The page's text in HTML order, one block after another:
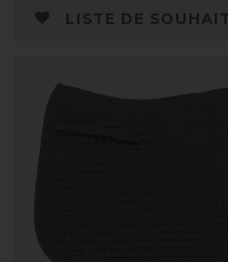
LISTE DE